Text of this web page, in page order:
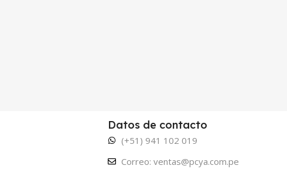
Datos de contacto
(+51) 941 102 019
Correo: ventas@pcya.com.pe